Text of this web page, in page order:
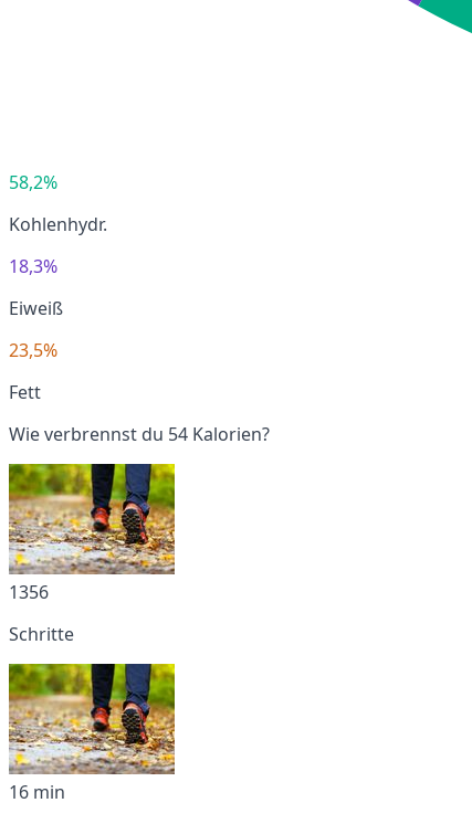
58,2%
Kohlenhydr.
18,3%
Eiweiß
23,5%
Fett
Wie verbrennst du 54 Kalorien?
1356
Schritte
16 min